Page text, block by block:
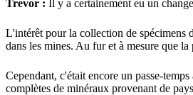
Trevor : Il y a certainement eu un
L'intérêt pour la collection de spécimens
dans les mines. Au fur et à mesure que
Cependant, c'était encore un passe-
complètes de minéraux provenant de